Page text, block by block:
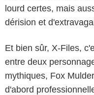
lourd certes, mais
dérision et
Et bien sûr, X-Files,
entre deux
mythiques, Fox
d'abord